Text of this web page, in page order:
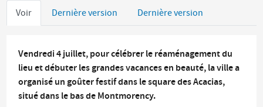
Onglets
Voir Dernière version Dernière version
Vendredi 4 juillet, pour célébrer le réaménagement du
lieu et débuter les grandes vacances en beauté, la ville a
organisé un goûter festif dans le square des Acacias,
situé dans le bas de Montmorency.